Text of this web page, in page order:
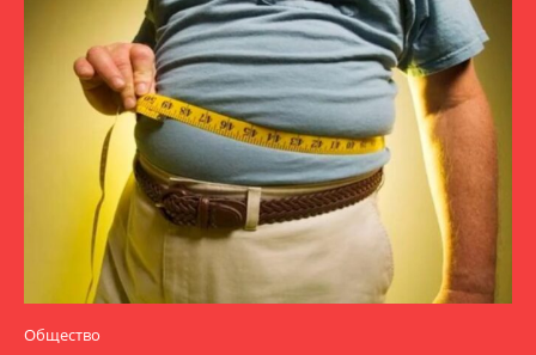
Общество